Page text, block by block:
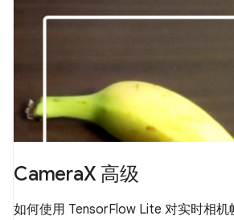
CameraX 高级
如何使用 TensorFlow Lite 对实时相机